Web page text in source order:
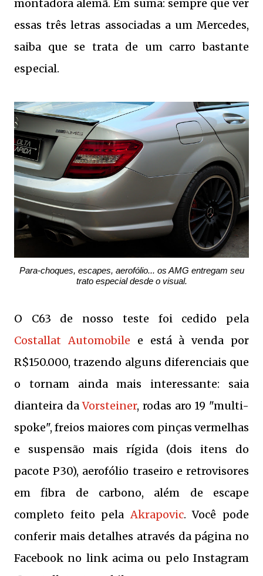
montadora alemã. Em suma: sempre que ver
essas três letras associadas a um Mercedes,
saiba que se trata de um carro bastante
especial.
Para-choques, escapes, aerofólio... os AMG entregam seu
trato especial desde o visual.
O C63 de nosso teste foi cedido pela
Costallat Automobile e está à venda por
R$150.000, trazendo alguns diferenciais que
o tornam ainda mais interessante: saia
dianteira daVorsteiner, rodas aro 19 "multi-
spoke", freios maiores com pinças vermelhas
e suspensão mais rígida (dois itens do
pacote P30), aerofólio traseiro e retrovisores
em fibra de carbono, além de escape
completo feito pelaAkrapovic. Você pode
conferir mais detalhes através da página no
Facebook no link acima ou pelo Instagram